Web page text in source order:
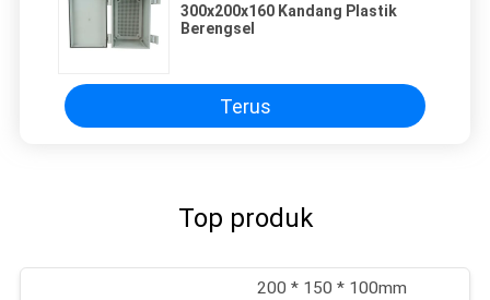
300x200x160 Kandang Plastik
Berengsel
Terus
Top produk
200 * 150 * 100mm